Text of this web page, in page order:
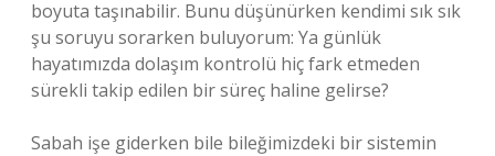
boyuta taşınabilir. Bunu düşünürken kendimi sık sık
şu soruyu sorarken buluyorum: Ya günlük
hayatımızda dolaşım kontrolü hiç fark etmeden
sürekli takip edilen bir süreç haline gelirse?
Sabah işe giderken bile bileğimizdeki bir sistemin